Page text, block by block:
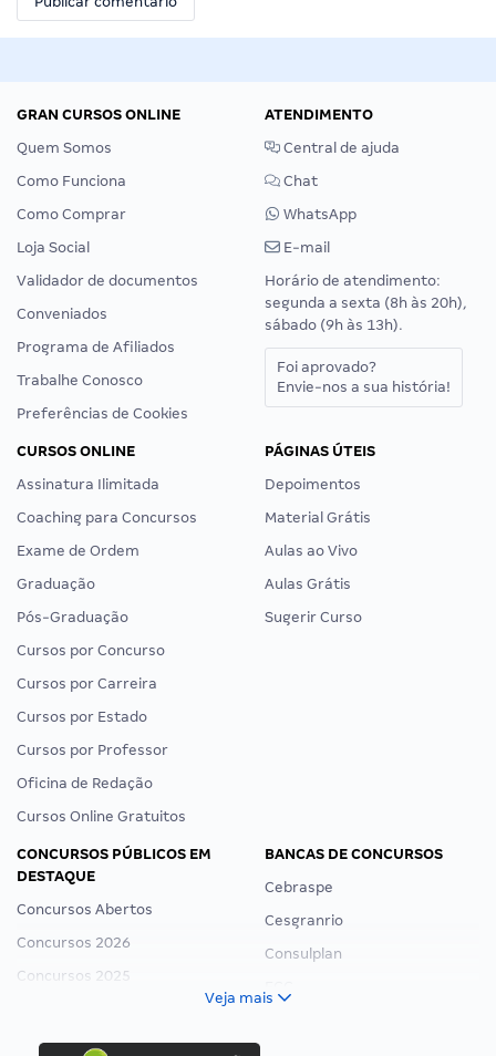
GRAN CURSOS ONLINE
Quem Somos
Como Funciona
Como Comprar
Loja Social
Validador de documentos
Conveniados
Programa de Afiliados
Trabalhe Conosco
Preferências de Cookies
ATENDIMENTO
Central de ajuda
Chat
WhatsApp
E-mail
Horário de atendimento:
segunda a sexta (8h às 20h),
sábado (9h às 13h).
Foi aprovado?
Envie-nos a sua história!
CURSOS ONLINE
Assinatura Ilimitada
Coaching para Concursos
Exame de Ordem
Graduação
Pós-Graduação
Cursos por Concurso
Cursos por Carreira
Cursos por Estado
Cursos por Professor
Oficina de Redação
Cursos Online Gratuitos
PÁGINAS ÚTEIS
Depoimentos
Material Grátis
Aulas ao Vivo
Aulas Grátis
Sugerir Curso
CONCURSOS PÚBLICOS EM
DESTAQUE
Concursos Abertos
Concursos 2026
Concursos 2025
Concurso Ibama
BANCAS DE CONCURSOS
Cebraspe
Cesgranrio
Consulplan
Veja mais